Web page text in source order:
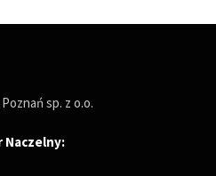
sp. z o.o.
Naczelny: